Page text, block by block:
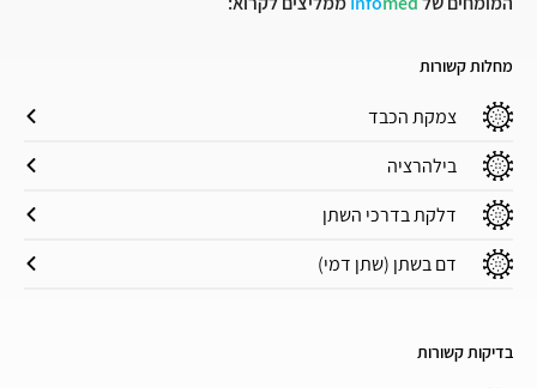
מחלות קשורות
צמקת הכבד
בילהרציה
דלקת בדרכי השתן
דם בשתן (שתן דמי)
בדיקות קשורות